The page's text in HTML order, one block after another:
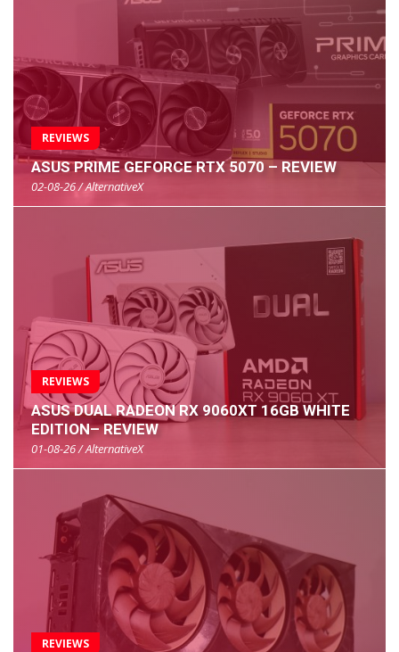
REVIEWS
ASUS PRIME GEFORCE RTX 5070 – REVIEW
02-08-26 / AlternativeX
REVIEWS
ASUS DUAL RADEON RX 9060XT 16GB WHITE
EDITION– REVIEW
01-08-26 / AlternativeX
REVIEWS